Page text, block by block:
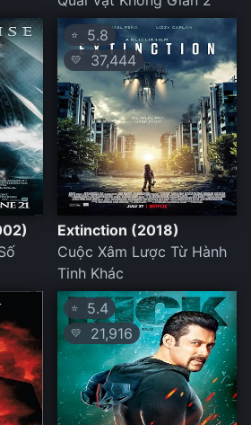
⭐ 5.8
💛 37,444
Extinction (2018)
Cuộc Xâm Lược Từ Hành
Tinh Khác
⭐ 5.4
💛 21,916